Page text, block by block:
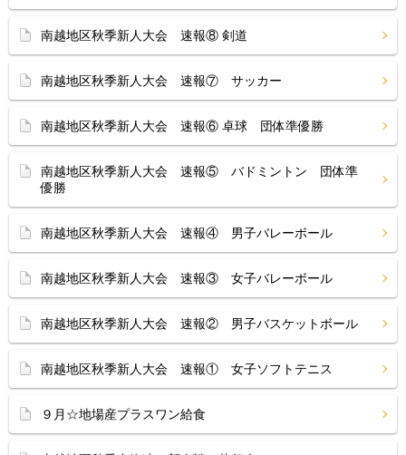
南越地区秋季新人大会 速報⑧ 剣道
南越地区秋季新人大会 速報⑦ サッカー
南越地区秋季新人大会 速報⑥ 卓球 団体準優勝
南越地区秋季新人大会 速報⑤ バドミントン 団体準
優勝
南越地区秋季新人大会 速報④ 男子バレーボール
南越地区秋季新人大会 速報③ 女子バレーボール
南越地区秋季新人大会 速報② 男子バスケットボール
南越地区秋季新人大会 速報① 女子ソフトテニス
９月☆地場産プラスワン給食